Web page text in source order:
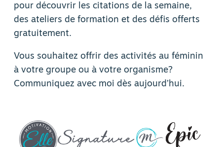
pour découvrir les citations de la semaine,
des ateliers de formation et des défis offerts
gratuitement.
Vous souhaitez offrir des activités au féminin
à votre groupe ou à votre organisme?
Communiquez avec moi dès aujourd’hui.